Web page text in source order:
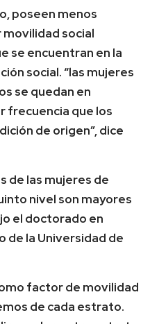
poseen menos
social
se encuentran en la
social. “las mujeres
se quedan en
frecuencia que los
de origen”, dice
de las mujeres de
nivel son mayores
el doctorado en
de la Universidad de
factor de movilidad
de cada estrato.